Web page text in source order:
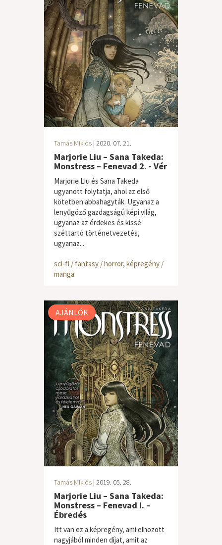
Tamás Miklós | 2020. 07. 21.
Marjorie Liu – Sana Takeda:
Monstress – Fenevad 2. - Vér
Marjorie Liu és Sana Takeda
ugyanott folytatja, ahol az első
kötetben abbahagyták. Ugyanaz a
lenyűgöző gazdagságú képi világ,
ugyanaz az érdekes és kissé
széttartó történetvezetés,
ugyanaz...
sci-fi / fantasy / horror, képregény /
manga
AJÁNLÓK
Tamás Miklós | 2019. 05. 28.
Marjorie Liu – Sana Takeda:
Monstress – Fenevad I. –
Ébredés
Itt van ez a képregény, ami elhozott
nagyjából minden díjat, amit az